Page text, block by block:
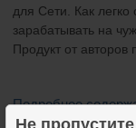
Не
для Сети. Как легко
зарабатывать на
Продукт от авторов
Подробное